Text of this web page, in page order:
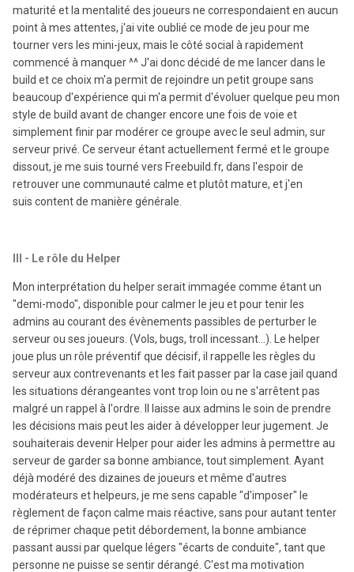
maturité et la mentalité des joueurs ne correspondaient en aucun
point à mes attentes, j'ai vite oublié ce mode de jeu pour me
tourner vers les mini-jeux, mais le côté social à rapidement
commencé à manquer ^^ J'ai donc décidé de me lancer dans le
build et ce choix m'a permit de rejoindre un petit groupe sans
beaucoup d'expérience qui m'a permit d'évoluer quelque peu mon
style de build avant de changer encore une fois de voie et
simplement finir par modérer ce groupe avec le seul admin, sur
serveur privé. Ce serveur étant actuellement fermé et le groupe
dissout, je me suis tourné vers Freebuild.fr, dans l'espoir de
retrouver une communauté calme et plutôt mature, et j'en
suis content de manière générale.
III - Le rôle du Helper
Mon interprétation du helper serait immagée comme étant un
"demi-modo", disponible pour calmer le jeu et pour tenir les
admins au courant des évènements passibles de perturber le
serveur ou ses joueurs. (Vols, bugs, troll incessant...). Le helper
joue plus un rôle préventif que décisif, il rappelle les règles du
serveur aux contrevenants et les fait passer par la case jail quand
les situations dérangeantes vont trop loin ou ne s'arrêtent pas
malgré un rappel à l'ordre. Il laisse aux admins le soin de prendre
les décisions mais peut les aider à développer leur jugement. Je
souhaiterais devenir Helper pour aider les admins à permettre au
serveur de garder sa bonne ambiance, tout simplement. Ayant
déjà modéré des dizaines de joueurs et même d'autres
modérateurs et helpeurs, je me sens capable "d'imposer" le
règlement de façon calme mais réactive, sans pour autant tenter
de réprimer chaque petit débordement, la bonne ambiance
passant aussi par quelque légers "écarts de conduite", tant que
personne ne puisse se sentir dérangé. C'est ma motivation